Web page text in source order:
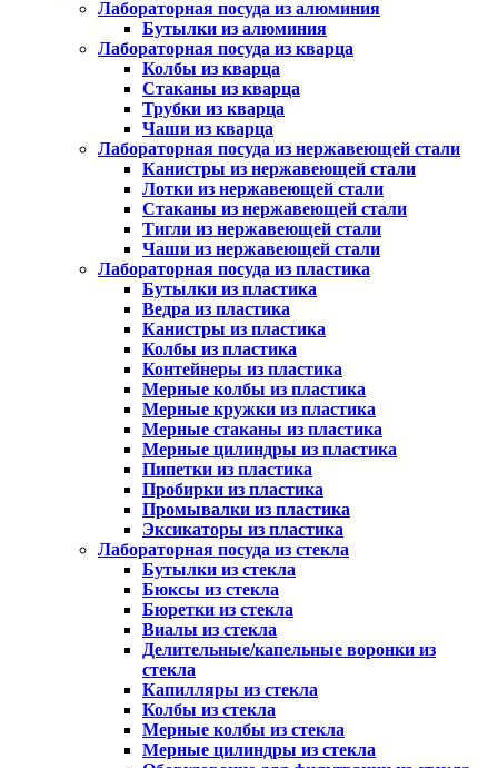
Лабораторная посуда из алюминия
Бутылки из алюминия
Лабораторная посуда из кварца
Колбы из кварца
Стаканы из кварца
Трубки из кварца
Чаши из кварца
Лабораторная посуда из нержавеющей стали
Канистры из нержавеющей стали
Лотки из нержавеющей стали
Стаканы из нержавеющей стали
Тигли из нержавеющей стали
Чаши из нержавеющей стали
Лабораторная посуда из пластика
Бутылки из пластика
Ведра из пластика
Канистры из пластика
Колбы из пластика
Контейнеры из пластика
Мерные колбы из пластика
Мерные кружки из пластика
Мерные стаканы из пластика
Мерные цилиндры из пластика
Пипетки из пластика
Пробирки из пластика
Промывалки из пластика
Эксикаторы из пластика
Лабораторная посуда из стекла
Бутылки из стекла
Бюксы из стекла
Бюретки из стекла
Виалы из стекла
Делительные/капельные воронки из
стекла
Капилляры из стекла
Колбы из стекла
Мерные колбы из стекла
Мерные цилиндры из стекла